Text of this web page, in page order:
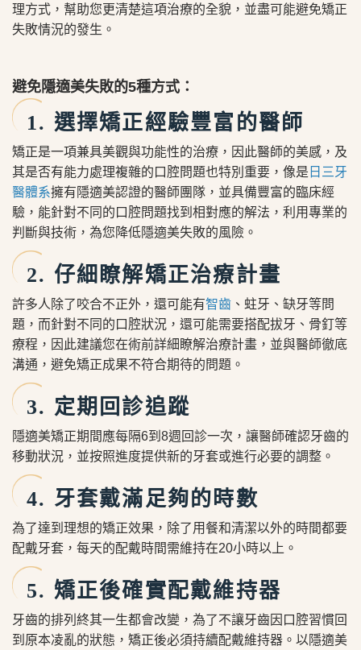
理方式，幫助您更清楚這項治療的全貌，並盡可能避免矯正
失敗情況的發生。
避免隱適美失敗的5種方式：
1. 選擇矯正經驗豐富的醫師
矯正是一項兼具美觀與功能性的治療，因此醫師的美感，及
其是否有能力處理複雜的口腔問題也特別重要，像是 日三牙
醫體系擁有隱適美認證的醫師團隊，並具備豐富的臨床經
驗，能針對不同的口腔問題找到相對應的解法，利用專業的
判斷與技術，為您降低隱適美失敗的風險。
2. 仔細瞭解矯正治療計畫
許多人除了咬合不正外，還可能有智齒 、蛀牙、缺牙等問
題，而針對不同的口腔狀況，還可能需要搭配拔牙、骨釘等
療程，因此建議您在術前詳細瞭解治療計畫，並與醫師徹底
溝通，避免矯正成果不符合期待的問題。
3. 定期回診追蹤
隱適美矯正期間應每隔6到8週回診一次，讓醫師確認牙齒的
移動狀況，並按照進度提供新的牙套或進行必要的調整。
4. 牙套戴滿足夠的時數
為了達到理想的矯正效果，除了用餐和清潔以外的時間都要
配戴牙套，每天的配戴時間需維持在20小時以上。
5. 矯正後確實配戴維持器
牙齒的排列終其一生都會改變，為了不讓牙齒因口腔習慣回
到原本凌亂的狀態，矯正後必須持續配戴維持器。以隱適美